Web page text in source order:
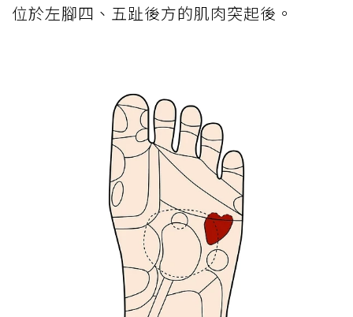
位於左腳四、五趾後方的肌肉突起後。